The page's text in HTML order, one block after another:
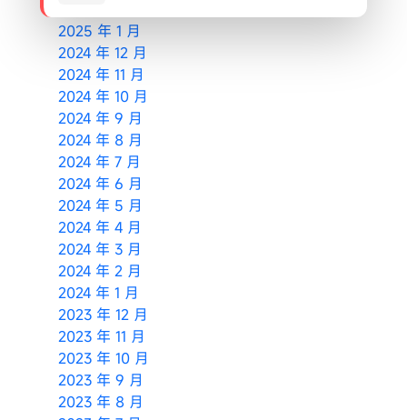
2025 年 1 月
2024 年 12 月
2024 年 11 月
2024 年 10 月
2024 年 9 月
2024 年 8 月
2024 年 7 月
2024 年 6 月
2024 年 5 月
2024 年 4 月
2024 年 3 月
2024 年 2 月
2024 年 1 月
2023 年 12 月
2023 年 11 月
2023 年 10 月
2023 年 9 月
2023 年 8 月